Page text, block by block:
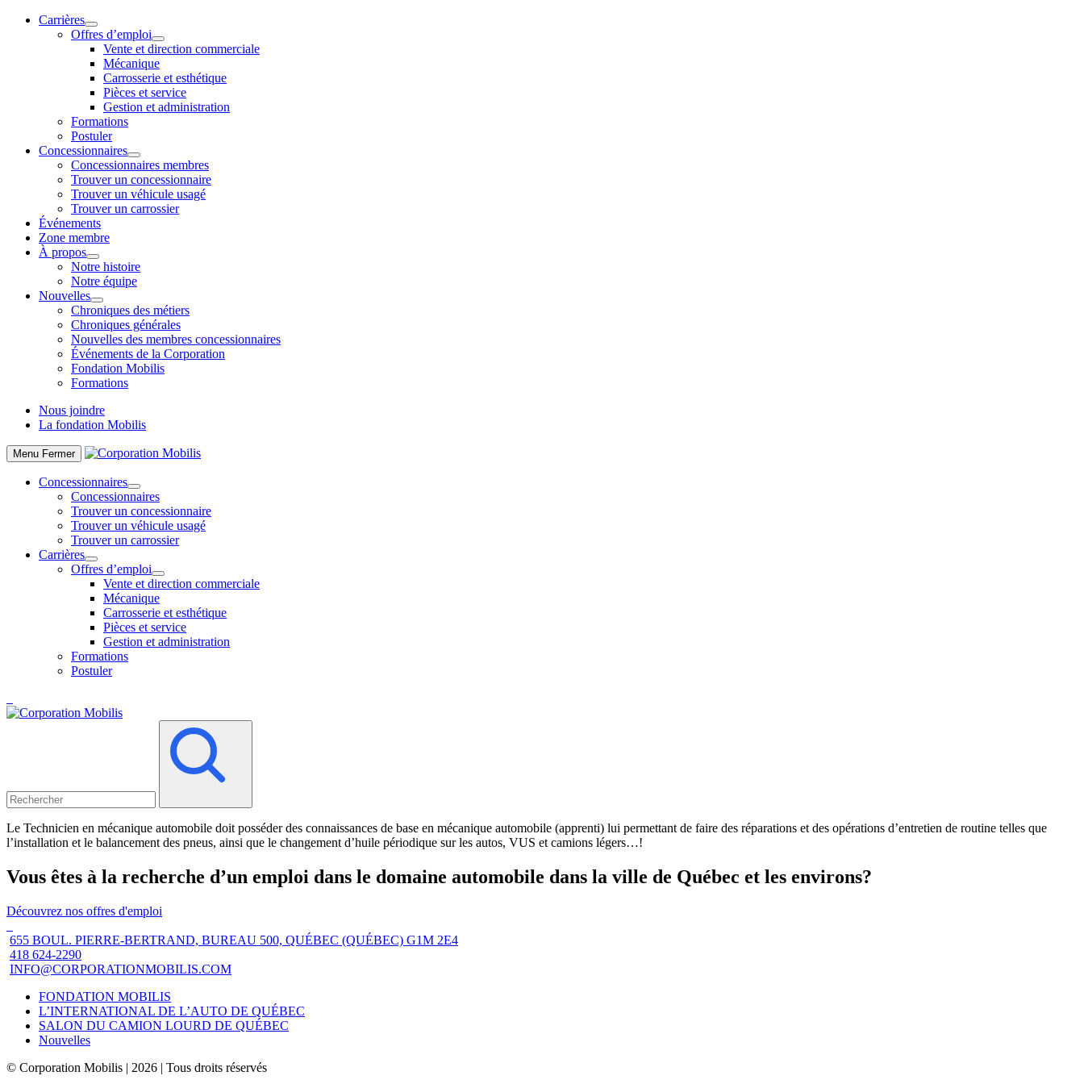
Carrières
Offres d’emploi
Vente et direction commerciale
Mécanique
Carrosserie et esthétique
Pièces et service
Gestion et administration
Formations
Postuler
Concessionnaires
Concessionnaires membres
Trouver un concessionnaire
Trouver un véhicule usagé
Trouver un carrossier
Événements
Zone membre
À propos
Notre histoire
Notre équipe
Nouvelles
Chroniques des métiers
Chroniques générales
Nouvelles des membres concessionnaires
Événements de la Corporation
Fondation Mobilis
Formations
Nous joindre
La fondation Mobilis
Menu Fermer
Concessionnaires
Concessionnaires
Trouver un concessionnaire
Trouver un véhicule usagé
Trouver un carrossier
Carrières
Offres d’emploi
Vente et direction commerciale
Mécanique
Carrosserie et esthétique
Pièces et service
Gestion et administration
Formations
Postuler
Le Technicien en mécanique automobile doit posséder des connaissances de base en mécanique automobile (apprenti) lui permettant de faire des réparations et des opérations d’entretien de routine telles que
l’installation et le balancement des pneus, ainsi que le changement d’huile périodique sur les autos, VUS et camions légers…!
Vous êtes à la recherche d’un emploi dans le domaine automobile dans la ville de Québec et les environs?
Découvrez nos offres d'emploi
655 BOUL. PIERRE-BERTRAND, BUREAU 500, QUÉBEC (QUÉBEC) G1M 2E4
418 624-2290
INFO@CORPORATIONMOBILIS.COM
FONDATION MOBILIS
L’INTERNATIONAL DE L’AUTO DE QUÉBEC
SALON DU CAMION LOURD DE QUÉBEC
Nouvelles
© Corporation Mobilis | 2026 | Tous droits réservés